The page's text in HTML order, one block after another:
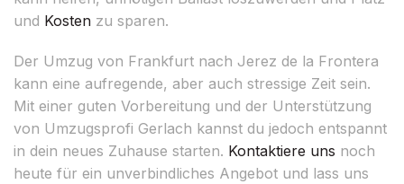
und Kosten zu sparen.
Der Umzug von Frankfurt nach Jerez de la Frontera
kann eine aufregende, aber auch stressige Zeit sein.
Mit einer guten Vorbereitung und der Unterstützung
von Umzugsprofi Gerlach kannst du jedoch entspannt
in dein neues Zuhause starten. Kontaktiere uns noch
heute für ein unverbindliches Angebot und lass uns